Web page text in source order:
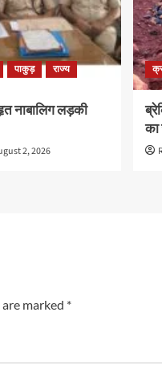
पाकुड़ राज्य
नाबालिग लड़की
2, 2026
का
marked *